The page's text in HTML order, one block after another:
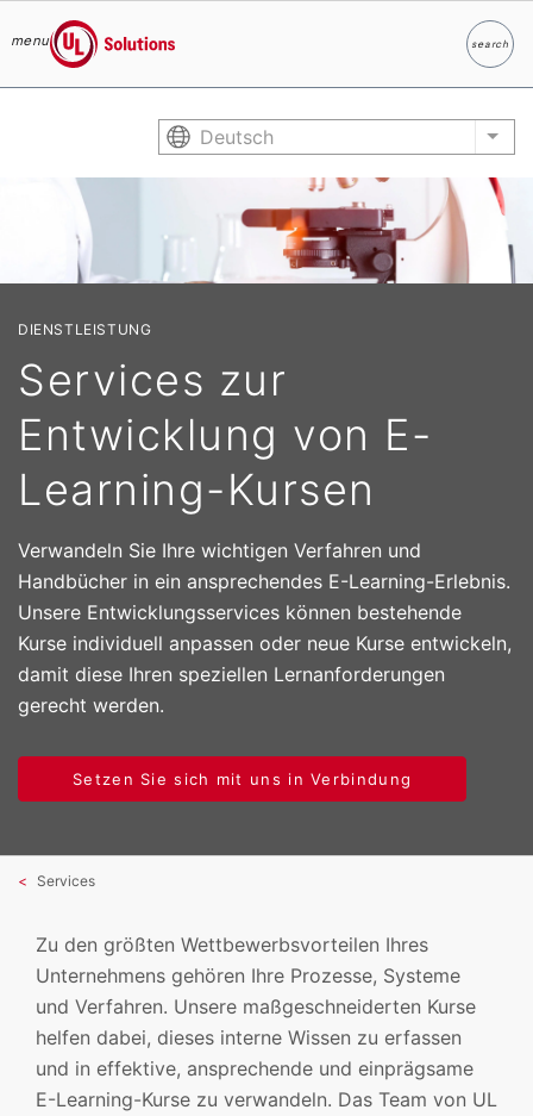
menu
UL Solutions
search
Suche
Deutsch List
DIENSTLEISTUNG
Services zur
Entwicklung von E-
Learning-Kursen
Verwandeln Sie Ihre wichtigen Verfahren und
Handbücher in ein ansprechendes E-Learning-Erlebnis.
Unsere Entwicklungsservices können bestehende
Kurse individuell anpassen oder neue Kurse entwickeln,
damit diese Ihren speziellen Lernanforderungen
gerecht werden.
Setzen Sie sich mit uns in Verbindung
Services
Zu den größten Wettbewerbsvorteilen Ihres
Unternehmens gehören Ihre Prozesse, Systeme
und Verfahren. Unsere maßgeschneiderten Kurse
helfen dabei, dieses interne Wissen zu erfassen
und in effektive, ansprechende und einprägsame
E-Learning-Kurse zu verwandeln. Das Team von UL